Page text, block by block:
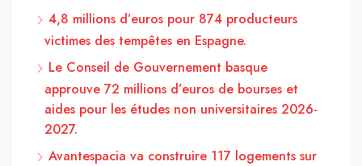
4,8 millions d’euros pour 874 producteurs
victimes des tempêtes en Espagne.
Le Conseil de Gouvernement basque
approuve 72 millions d’euros de bourses et
aides pour les études non universitaires 2026-
2027.
Avantespacia va construire 117 logements sur